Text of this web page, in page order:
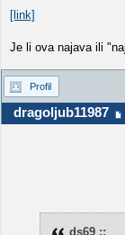
[link]
Je li ova najava ili
Profil
dragoljub11987
ds69 ::